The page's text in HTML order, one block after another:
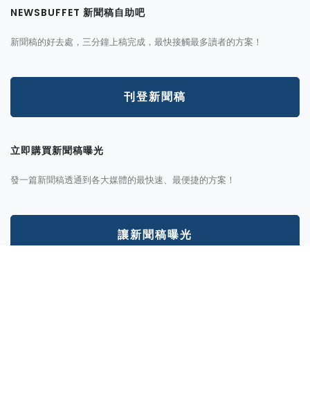
NEWSBUFFET 新聞稿自助吧
新聞稿的好去處，三分鐘上稿完成，最快接觸最多讀者的方案！
刊登新聞稿
立即購買新聞稿曝光
發一篇新聞稿透通到各大媒體的最快速、最便捷的方案！
讓新聞稿曝光